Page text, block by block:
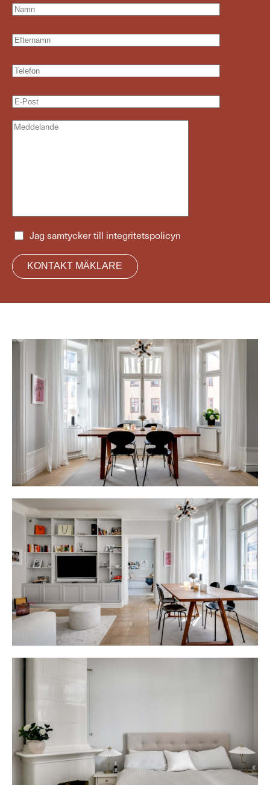
Jag samtycker till integritetspolicyn